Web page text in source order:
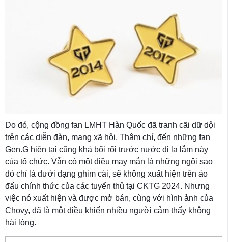
Do đó, cộng đồng fan LMHT Hàn Quốc đã tranh cãi dữ dội
trên các diễn đàn, mạng xã hội. Thậm chí, đến những fan
Gen.G hiện tại cũng khá bối rối trước nước đi lạ lẫm này
của tổ chức. Vẫn có một điều may mắn là những ngôi sao
đó chỉ là dưới dạng ghim cài, sẽ không xuất hiện trên áo
đấu chính thức của các tuyển thủ tại CKTG 2024. Nhưng
việc nó xuất hiện và được mở bán, cùng với hình ảnh của
Chovy, đã là một điều khiến nhiều người cảm thấy không
hài lòng.